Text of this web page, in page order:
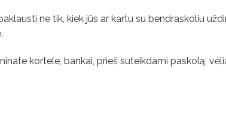
ne tik, kiek jūs ar kartu su bendraskoliu
kortele, bankai, prieš suteikdami paskolą,